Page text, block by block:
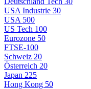
USA Industrie 30
USA 500
US Tech 100
Eurozone 50
FTSE-100
Schweiz 20
Österreich 20
Japan 225
Hong Kong 50